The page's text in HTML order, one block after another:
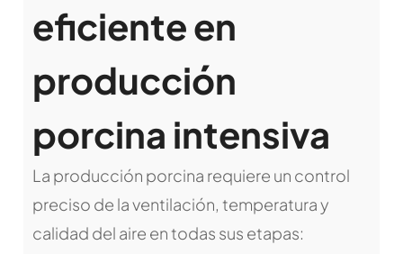
eficiente en
producción
porcina intensiva
La producción porcina requiere un control
preciso de la ventilación, temperatura y
calidad del aire en todas sus etapas: